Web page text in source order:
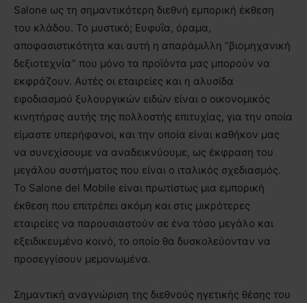
Salone ως τη σημαντικότερη διεθνή εμπορική έκθεση
του κλάδου. Το μυστικό; Ευφυΐα, όραμα,
αποφασιστικότητα και αυτή η απαράμιλλη “βιομηχανική
δεξιοτεχνία” που μόνο τα προϊόντα μας μπορούν να
εκφράζουν. Αυτές οι εταιρείες και η αλυσίδα
εφοδιασμού ξυλουργικών ειδών είναι ο οικονομικός
κινητήρας αυτής της πολλοστής επιτυχίας, για την οποία
είμαστε υπερήφανοι, και την οποία είναι καθήκον μας
να συνεχίσουμε να αναδεικνύουμε, ως έκφραση του
μεγάλου συστήματος που είναι ο ιταλικός σχεδιασμός.
Το Salone del Mobile είναι πρωτίστως μια εμπορική
έκθεση που επιτρέπει ακόμη και στις μικρότερες
εταιρείες να παρουσιαστούν σε ένα τόσο μεγάλο και
εξειδικευμένο κοινό, το οποίο θα δυσκολεύονταν να
προσεγγίσουν μεμονωμένα.
Σημαντική αναγνώριση της διεθνούς ηγετικής θέσης του